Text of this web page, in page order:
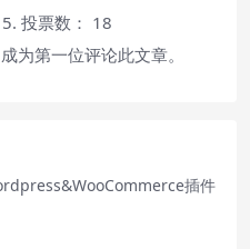
投票数： 18
为第一位评论此文章。
插件